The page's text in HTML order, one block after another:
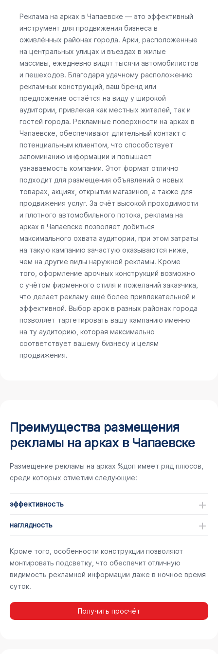
Реклама на арках в Чапаевске — это эффективный
инструмент для продвижения бизнеса в
оживлённых районах города. Арки, расположенные
на центральных улицах и въездах в жилые
массивы, ежедневно видят тысячи автомобилистов
и пешеходов. Благодаря удачному расположению
рекламных конструкций, ваш бренд или
предложение остаётся на виду у широкой
аудитории, привлекая как местных жителей, так и
гостей города. Рекламные поверхности на арках в
Чапаевске, обеспечивают длительный контакт с
потенциальным клиентом, что способствует
запоминанию информации и повышает
узнаваемость компании. Этот формат отлично
подходит для размещения объявлений о новых
товарах, акциях, открытии магазинов, а также для
продвижения услуг. За счёт высокой проходимости
и плотного автомобильного потока, реклама на
арках в Чапаевске позволяет добиться
максимального охвата аудитории, при этом затраты
на такую кампанию зачастую оказываются ниже,
чем на другие виды наружной рекламы. Кроме
того, оформление арочных конструкций возможно
с учётом фирменного стиля и пожеланий заказчика,
что делает рекламу ещё более привлекательной и
эффективной. Выбор арок в разных районах города
позволяет таргетировать вашу кампанию именно
на ту аудиторию, которая максимально
соответствует вашему бизнесу и целям
продвижения.
Преимущества размещения
рекламы на арках в Чапаевске
Размещение рекламы на арках %доп имеет ряд плюсов,
среди которых отметим следующие:
эффективность
наглядность
Кроме того, особенности конструкции позволяют
монтировать подсветку, что обеспечит отличную
видимость рекламной информации даже в ночное время
суток.
Получить просчёт